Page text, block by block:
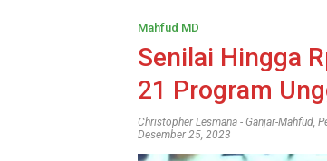
Mahfud MD
Senilai Hingga
21 Program
Christopher Lesmana - Ganjar-Mahfud
Desember 25, 2023